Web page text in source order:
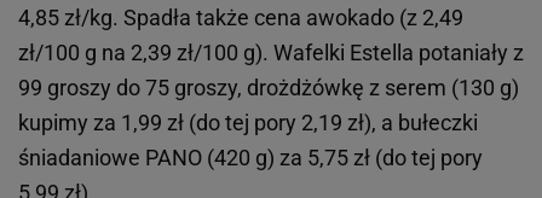
4,85 zł/kg. Spadła także cena awokado (z 2,49
zł/100 g na 2,39 zł/100 g). Wafelki Estella potaniały z
99 groszy do 75 groszy, drożdżówkę z serem (130 g)
kupimy za 1,99 zł (do tej pory 2,19 zł), a bułeczki
śniadaniowe PANO (420 g) za 5,75 zł (do tej pory
5,99 zł).